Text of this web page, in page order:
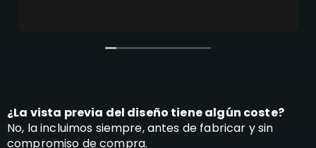
¿La vista previa del diseño tiene algún coste?
No, la incluimos siempre, antes de fabricar y sin
compromiso de compra.